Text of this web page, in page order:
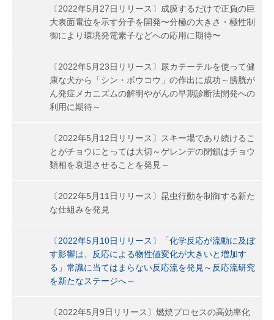
〔2022年5月27日リリース〕成膜するだけで正負の巨
大表面電位を示す分子を開発〜分極の大きさ・極性制
御により環境発電素子などへの応用に期待〜
〔2022年5月23日リリース〕尿カテーテルを使って健
康な犬から「シン・ボウコウ」の作出に成功～膀胱が
ん発症メカニズムの解明やがんの早期診断法開発への
利用に期待～
〔2022年5月12日リリース〕スキー場であり続けるこ
とがチョウにとっては大切～ゲレンデの閉鎖はチョウ
類相を衰退させることを発見～
〔2022年5月11日リリース〕昆虫行動を制御する新た
な仕組みを発見
〔2022年5月10日リリース〕「化学反応が流動に及ぼ
す影響は、反応による物性値変化が大きいと増加す
る」常識に当てはまらない反応流を発見～反応流研究
を新たなステージへ～
〔2022年5月9日リリース〕燃焼プロセスの高効率化